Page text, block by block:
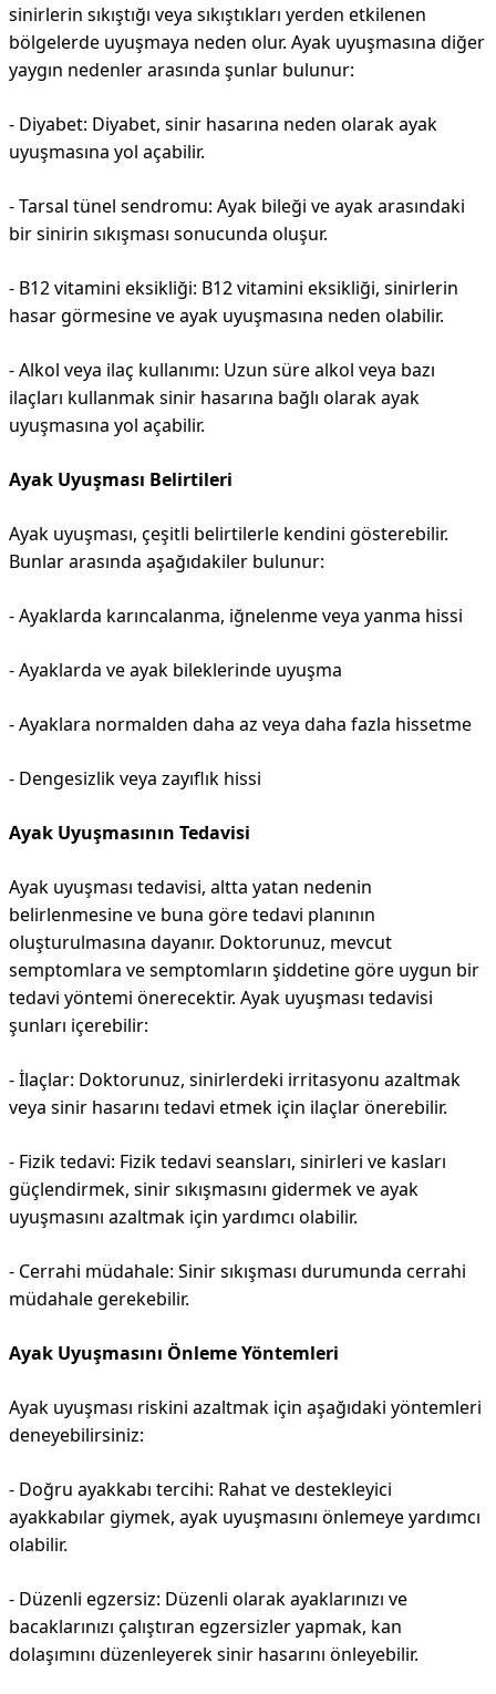
sinirlerin sıkıştığı veya sıkıştıkları yerden etkilenen
bölgelerde uyuşmaya neden olur. Ayak uyuşmasına diğer
yaygın nedenler arasında şunlar bulunur:
- Diyabet: Diyabet, sinir hasarına neden olarak ayak
uyuşmasına yol açabilir.
- Tarsal tünel sendromu: Ayak bileği ve ayak arasındaki
bir sinirin sıkışması sonucunda oluşur.
- B12 vitamini eksikliği: B12 vitamini eksikliği, sinirlerin
hasar görmesine ve ayak uyuşmasına neden olabilir.
- Alkol veya ilaç kullanımı: Uzun süre alkol veya bazı
ilaçları kullanmak sinir hasarına bağlı olarak ayak
uyuşmasına yol açabilir.
Ayak Uyuşması Belirtileri
Ayak uyuşması, çeşitli belirtilerle kendini gösterebilir.
Bunlar arasında aşağıdakiler bulunur:
- Ayaklarda karıncalanma, iğnelenme veya yanma hissi
- Ayaklarda ve ayak bileklerinde uyuşma
- Ayaklara normalden daha az veya daha fazla hissetme
- Dengesizlik veya zayıflık hissi
Ayak Uyuşmasının Tedavisi
Ayak uyuşması tedavisi, altta yatan nedenin
belirlenmesine ve buna göre tedavi planının
oluşturulmasına dayanır. Doktorunuz, mevcut
semptomlara ve semptomların şiddetine göre uygun bir
tedavi yöntemi önerecektir. Ayak uyuşması tedavisi
şunları içerebilir:
- İlaçlar: Doktorunuz, sinirlerdeki irritasyonu azaltmak
veya sinir hasarını tedavi etmek için ilaçlar önerebilir.
- Fizik tedavi: Fizik tedavi seansları, sinirleri ve kasları
güçlendirmek, sinir sıkışmasını gidermek ve ayak
uyuşmasını azaltmak için yardımcı olabilir.
- Cerrahi müdahale: Sinir sıkışması durumunda cerrahi
müdahale gerekebilir.
Ayak Uyuşmasını Önleme Yöntemleri
Ayak uyuşması riskini azaltmak için aşağıdaki yöntemleri
deneyebilirsiniz:
- Doğru ayakkabı tercihi: Rahat ve destekleyici
ayakkabılar giymek, ayak uyuşmasını önlemeye yardımcı
olabilir.
- Düzenli egzersiz: Düzenli olarak ayaklarınızı ve
bacaklarınızı çalıştıran egzersizler yapmak, kan
dolaşımını düzenleyerek sinir hasarını önleyebilir.